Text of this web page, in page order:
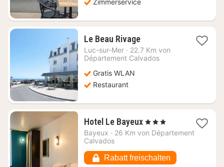
Zimmerservice
Le Beau Rivage1
Nacht
ab
Luc-sur-Mer · 22.7 Km von
Département Calvados
Gratis WLAN
Restaurant
Hotel Le Bayeux1
Nacht
€
, 3 Sterne
Bayeux · 26 Km von Département
Calvados
Rabatt freischalten